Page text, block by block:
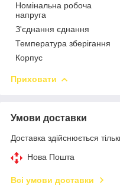
Номінальна робоча
напруга
З'єднання єднання
Температура зберігання
Корпус
Приховати
Умови доставки
Доставка здійснюється
Нова Пошта
Всі умови доставки